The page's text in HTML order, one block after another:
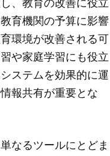
育機関の予算に影響
環境が改善される可
や家庭学習にも役立
ステムを効果的に運
報共有が重要とな
なるツールにとどま